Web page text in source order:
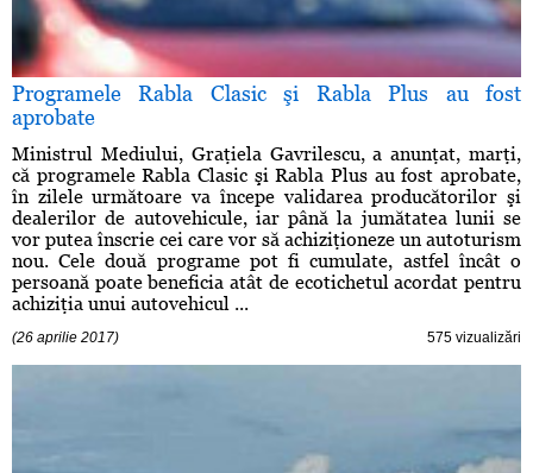
Programele Rabla Clasic şi Rabla Plus au fost
aprobate
Ministrul Mediului, Graţiela Gavrilescu, a anunţat, marţi,
că programele Rabla Clasic şi Rabla Plus au fost aprobate,
în zilele următoare va începe validarea producătorilor şi
dealerilor de autovehicule, iar până la jumătatea lunii se
vor putea înscrie cei care vor să achiziţioneze un autoturism
nou. Cele două programe pot fi cumulate, astfel încât o
persoană poate beneficia atât de ecotichetul acordat pentru
achiziţia unui autovehicul ...
(26 aprilie 2017) 575 vizualizări